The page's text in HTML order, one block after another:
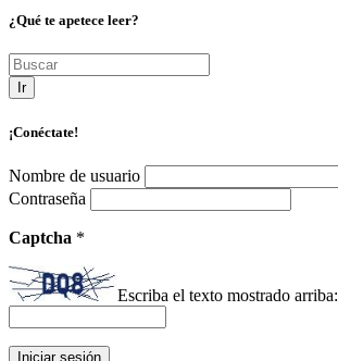
¿Qué te apetece leer?
Ir
¡Conéctate!
Nombre de usuario
Contraseña
Captcha *
Escriba el texto mostrado arriba: